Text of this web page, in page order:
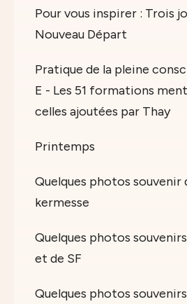
Pour vous inspirer : Trois
Nouveau Départ
Pratique de la pleine
E - Les 51 formations
celles ajoutées par Thay
Printemps
Quelques photos souvenir
kermesse
Quelques photos
et de SF
Quelques photos